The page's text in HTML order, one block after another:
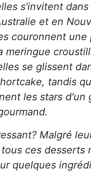
s'invitent
et en
couronnent une
meringue
se glissent
tandis
les stars d'un
Malgré
ces desserts
quelques